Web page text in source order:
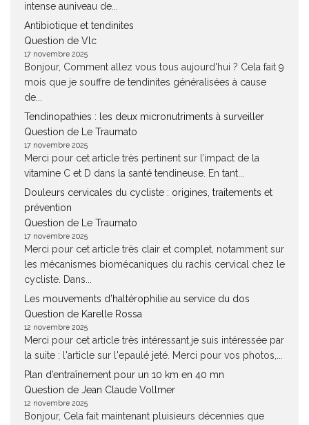
intense auniveau de...
Antibiotique et tendinites
Question de Vlc
17 novembre 2025
Bonjour, Comment allez vous tous aujourd'hui ? Cela fait 9
mois que je souffre de tendinites généralisées à cause
de...
Tendinopathies : les deux micronutriments à surveiller
Question de Le Traumato
17 novembre 2025
Merci pour cet article très pertinent sur l’impact de la
vitamine C et D dans la santé tendineuse. En tant...
Douleurs cervicales du cycliste : origines, traitements et
prévention
Question de Le Traumato
17 novembre 2025
Merci pour cet article très clair et complet, notamment sur
les mécanismes biomécaniques du rachis cervical chez le
cycliste. Dans...
Les mouvements d’haltérophilie au service du dos
Question de Karelle Rossa
12 novembre 2025
Merci pour cet article très intéressant.je suis intéressée par
la suite : l'article sur l'epaulé jeté. Merci pour vos photos,...
Plan d’entraînement pour un 10 km en 40 mn
Question de Jean Claude Vollmer
12 novembre 2025
Bonjour, Cela fait maintenant pluisieurs décennies que